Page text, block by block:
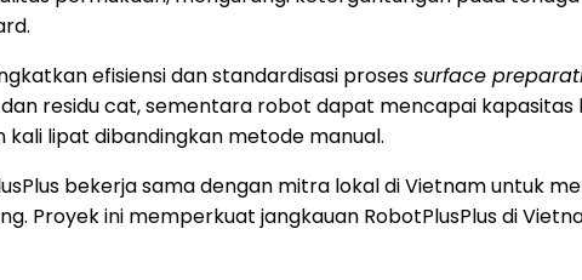
efisiensi dan standardisasi prosessurface
residu cat, sementara robot dapat mencapai
lipat dibandingkan metode manual.
bekerja sama dengan mitra lokal di Vietnam untuk
Proyek ini memperkuat jangkauan RobotPlusPlus di